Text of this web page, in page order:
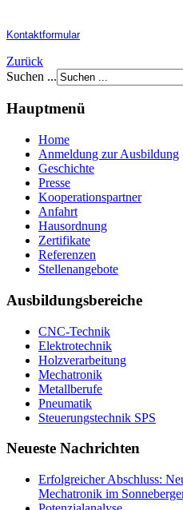
Kontaktformular
Zurück
Suchen ...
Hauptmenü
Home
Anmeldung zur Ausbildung
Geschichte
Presse
Kooperationspartner
Anfahrt
Hausordnung
Zertifikate
Referenzen
Stellenangebote
Ausbildungsbereiche
CNC-Technik
Elektrotechnik
Holzverarbeitung
Mechatronik
Metallberufe
Pneumatik
Steuerungstechnik SPS
Neueste Nachrichten
Erfolgreicher Abschluss:
Mechatronik im